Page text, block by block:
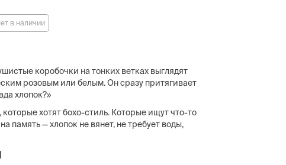
в наличии
коробочки на тонких ветках выглядят
розовым или белым. Он сразу притягивает
хлопок?»
хотят бохо-стиль. Которые ищут что-то
память — хлопок не вянет, не требует воды,